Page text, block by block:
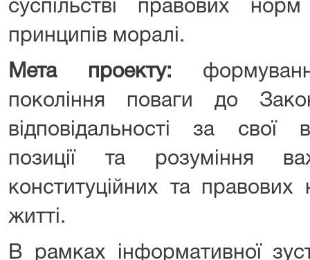
суспільстві правових
принципів моралі.
Мета проекту:
покоління поваги до
відповідальності за свої
позиції та розуміння
конституційних та
житті.
В рамках інформативної